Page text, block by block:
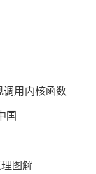
调用内核函数
国
图解